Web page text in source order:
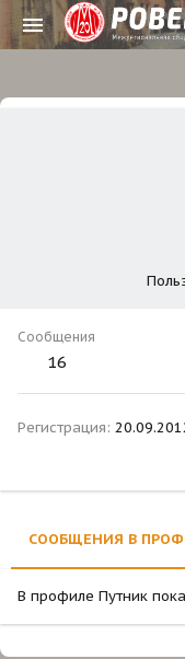
Сообщения
16
Регистрация
СООБЩЕНИЯ В
В профиле Путник